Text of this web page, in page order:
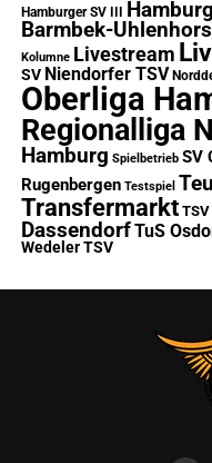
Hamburger SV III
Barmbek-
Kolumne Livestream
SV Niendorfer TSV
Oberliga
Regionalliga
Hamburg Spielbetrieb SV
Rugenbergen Testspiel
Transfermarkt
DassendorfTuS
Wedeler TSV